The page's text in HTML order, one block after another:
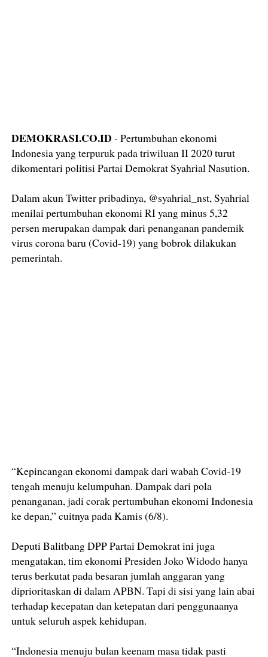
DEMOKRASI.CO.ID - Pertumbuhan ekonomi
Indonesia yang terpuruk pada triwiluan II 2020 turut
dikomentari politisi Partai Demokrat Syahrial Nasution.
Dalam akun Twitter pribadinya, @syahrial_nst, Syahrial
menilai pertumbuhan ekonomi RI yang minus 5,32
persen merupakan dampak dari penanganan pandemik
virus corona baru (Covid-19) yang bobrok dilakukan
pemerintah.
“Kepincangan ekonomi dampak dari wabah Covid-19
tengah menuju kelumpuhan. Dampak dari pola
penanganan, jadi corak pertumbuhan ekonomi Indonesia
ke depan,” cuitnya pada Kamis (6/8).
Deputi Balitbang DPP Partai Demokrat ini juga
mengatakan, tim ekonomi Presiden Joko Widodo hanya
terus berkutat pada besaran jumlah anggaran yang
diprioritaskan di dalam APBN. Tapi di sisi yang lain abai
terhadap kecepatan dan ketepatan dari penggunaanya
untuk seluruh aspek kehidupan.
“Indonesia menuju bulan keenam masa tidak pasti